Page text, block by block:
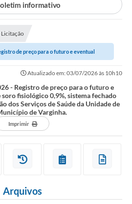
informativo
Licitação
de preço para o futuro e eventual
Atualizado em: 03/07/2026 às 10h10
- Registro de preço para o futuro e
fisiológico 0,9%, sistema fechado
dos Serviços de Saúde da Unidade de
de Varginha.
Imprimir
Arquivos